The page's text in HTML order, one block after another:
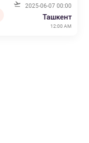
2025-06-07 00:00
Ташкент
12:00 AM